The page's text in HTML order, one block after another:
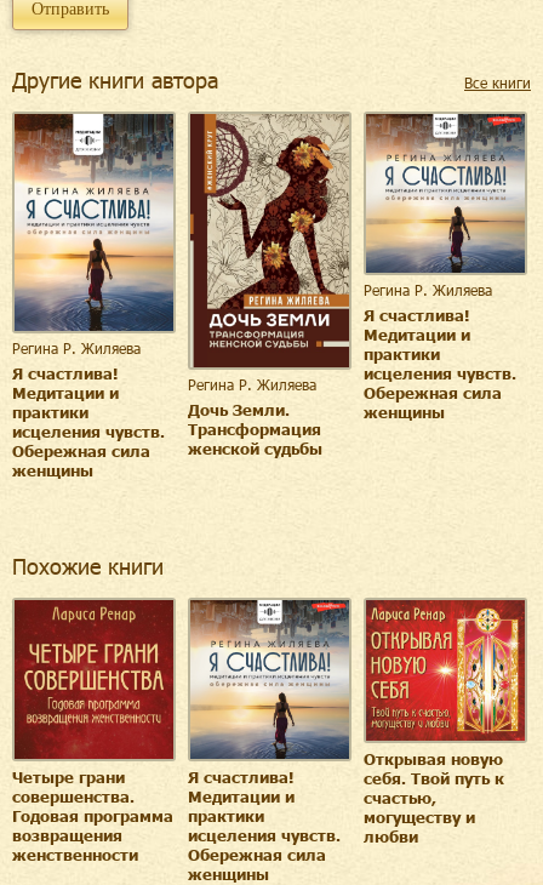
Другие книги автора Все книги
Регина Р. Жиляева
Я счастлива!
Медитации и
практики
исцеления чувств.
Обережная сила
женщины
Регина Р. Жиляева
Дочь Земли.
Трансформация
женской судьбы
Регина Р. Жиляева
Я счастлива!
Медитации и
практики
исцеления чувств.
Обережная сила
женщины
Похожие книги
Четыре грани
совершенства.
Годовая программа
возвращения
женственности
Я счастлива!
Медитации и
практики
исцеления чувств.
Обережная сила
женщины
Открывая новую
себя. Твой путь к
счастью,
могуществу и
любви